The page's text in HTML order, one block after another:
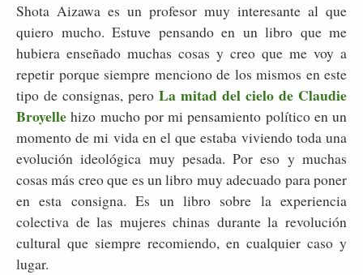
Shota Aizawa es un profesor muy interesante al que
quiero mucho. Estuve pensando en un libro que me
hubiera enseñado muchas cosas y creo que me voy a
repetir porque siempre menciono de los mismos en este
tipo de consignas, pero La mitad del cielo de Claudie
Broyelle hizo mucho por mi pensamiento político en un
momento de mi vida en el que estaba viviendo toda una
evolución ideológica muy pesada. Por eso y muchas
cosas más creo que es un libro muy adecuado para poner
en esta consigna. Es un libro sobre la experiencia
colectiva de las mujeres chinas durante la revolución
cultural que siempre recomiendo, en cualquier caso y
lugar.